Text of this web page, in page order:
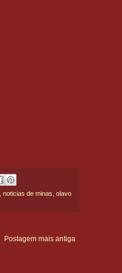
noticias de minas olavo
Postagem mais antiga